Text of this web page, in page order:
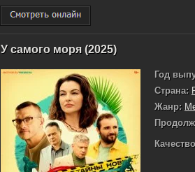
У самого моря (2025)
Год
Страна:
Жанр: